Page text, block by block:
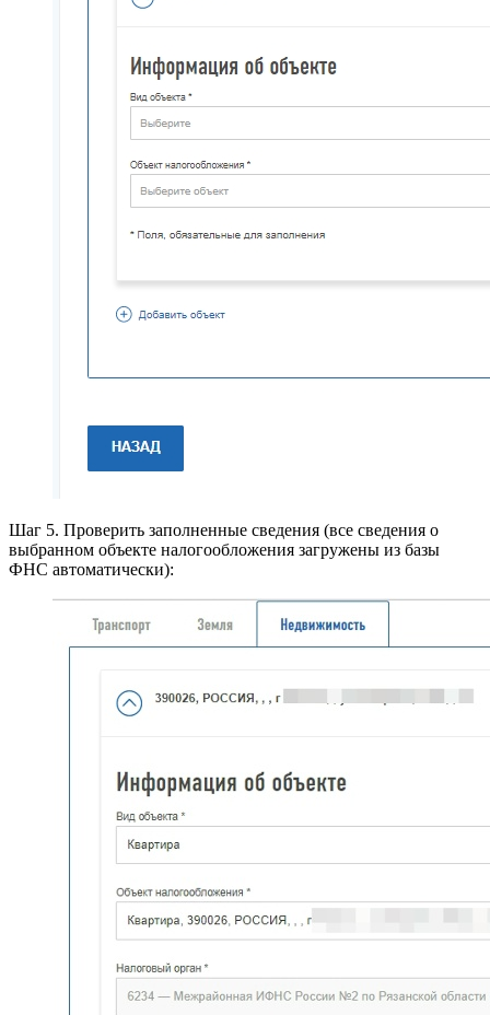
Шаг 5. Проверить заполненные сведения (все сведения о
выбранном объекте налогообложения загружены из базы
ФНС автоматически):